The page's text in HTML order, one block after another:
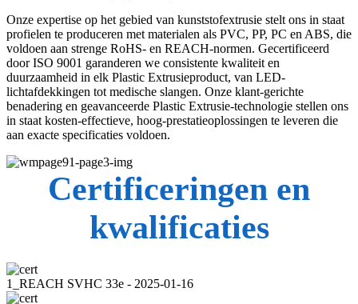
Onze expertise op het gebied van kunststofextrusie stelt ons in staat
profielen te produceren met materialen als PVC, PP, PC en ABS, die
voldoen aan strenge RoHS- en REACH-normen. Gecertificeerd
door ISO 9001 garanderen we consistente kwaliteit en
duurzaamheid in elk Plastic Extrusieproduct, van LED-
lichtafdekkingen tot medische slangen. Onze klant-gerichte
benadering en geavanceerde Plastic Extrusie-technologie stellen ons
in staat kosten-effectieve, hoog-prestatieoplossingen te leveren die
aan exacte specificaties voldoen.
Certificeringen en
kwalificaties
1_REACH SVHC 33e - 2025-01-16